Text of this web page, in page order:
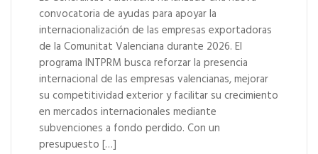
convocatoria de ayudas para apoyar la
internacionalización de las empresas exportadoras
de la Comunitat Valenciana durante 2026. El
programa INTPRM busca reforzar la presencia
internacional de las empresas valencianas, mejorar
su competitividad exterior y facilitar su crecimiento
en mercados internacionales mediante
subvenciones a fondo perdido. Con un
presupuesto […]